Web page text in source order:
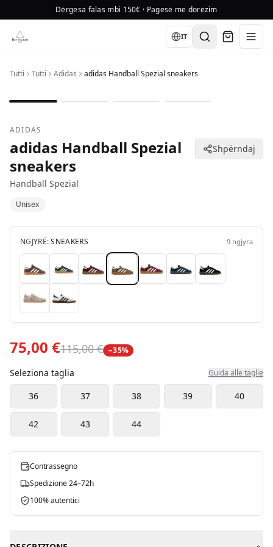
Dërgesa falas mbi 150€ · Pagesë me dorëzim
Language
IT
Tutti Tutti Adidas adidas Handball Spezial sneakers
ADIDAS
adidas Handball Spezial
sneakers
Shpërndaj
Handball Spezial
Unisex
NGJYRË:SNEAKERS 9 ngjyra
75,00 €115,00 € −35%
Seleziona taglia Guida alle taglie
36 37 38 39 40
42 43 44
Contrassegno
Spedizione 24–72h
100% autentici